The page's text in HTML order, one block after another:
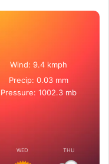
Wind: 9.4 kmph
Precip: 0.03 mm
Pressure: 1002.3 mb
WED THU